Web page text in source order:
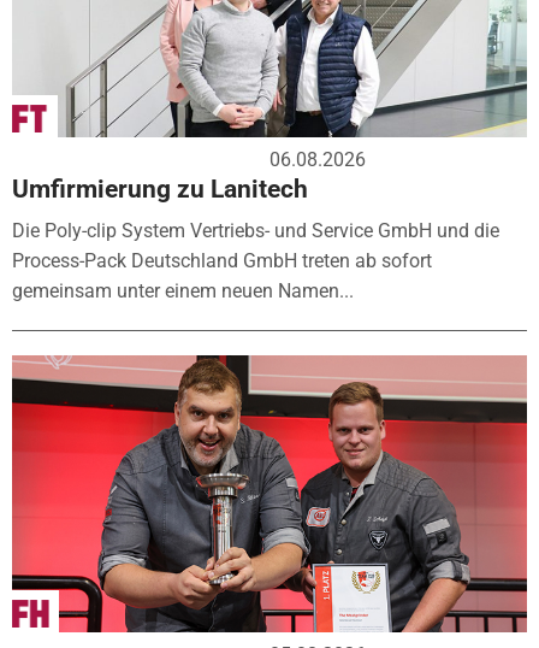
06.08.2026
Umfirmierung zu Lanitech
Die Poly-clip System Vertriebs- und Service GmbH und die
Process-Pack Deutschland GmbH treten ab sofort
gemeinsam unter einem neuen Namen...